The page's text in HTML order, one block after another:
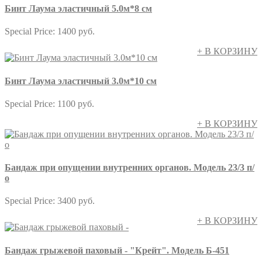
Бинт Лаума эластичный 5.0м*8 см
Special Price: 1400 руб.
+ В КОРЗИНУ
Бинт Лаума эластичный 3.0м*10 см
Special Price: 1100 руб.
+ В КОРЗИНУ
Бандаж при опущении внутренних органов. Модель 23/3 п/
о
Special Price: 3400 руб.
+ В КОРЗИНУ
Бандаж грыжевой паховый - "Крейт". Модель Б-451